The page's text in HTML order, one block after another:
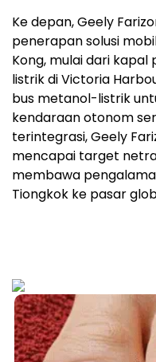
Ke depan, Geely
penerapan solusi
Kong, mulai dari
listrik di Victoria
bus metanol-listrik
kendaraan otonom
terintegrasi, Geely
mencapai target
membawa
Tiongkok ke pasar